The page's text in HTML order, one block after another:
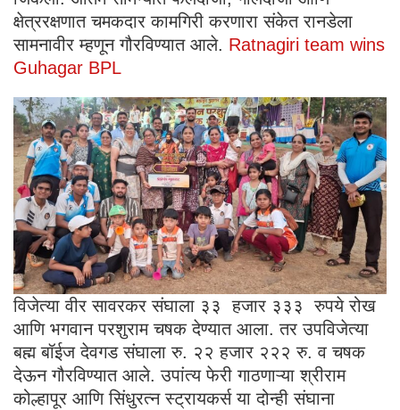
क्षेत्ररक्षणात चमकदार कामगिरी करणारा संकेत रानडेला
सामनावीर म्हणून गौरविण्यात आले. Ratnagiri team wins
Guhagar BPL
विजेत्या वीर सावरकर संघाला ३३ हजार ३३३ रुपये रोख
आणि भगवान परशुराम चषक देण्यात आला. तर उपविजेत्या
बह्म बॉईज देवगड संघाला रु. २२ हजार २२२ रु. व चषक
देऊन गौरविण्यात आले. उपांत्य फेरी गाठणाऱ्या श्रीराम
कोल्हापूर आणि सिंधुरत्न स्ट्रायकर्स या दोन्ही संघाना